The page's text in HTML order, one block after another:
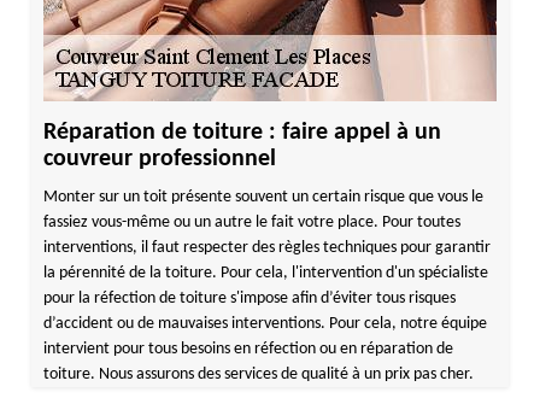
Réparation de toiture : faire appel à un
couvreur professionnel
Monter sur un toit présente souvent un certain risque que vous le
fassiez vous-même ou un autre le fait votre place. Pour toutes
interventions, il faut respecter des règles techniques pour garantir
la pérennité de la toiture. Pour cela, l'intervention d'un spécialiste
pour la réfection de toiture s'impose afin d’éviter tous risques
d’accident ou de mauvaises interventions. Pour cela, notre équipe
intervient pour tous besoins en réfection ou en réparation de
toiture. Nous assurons des services de qualité à un prix pas cher.